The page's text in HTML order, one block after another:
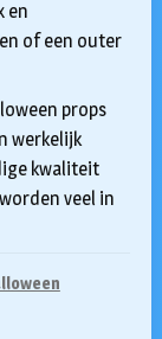
en
of een outer
props
werkelijk
kwaliteit
veel in